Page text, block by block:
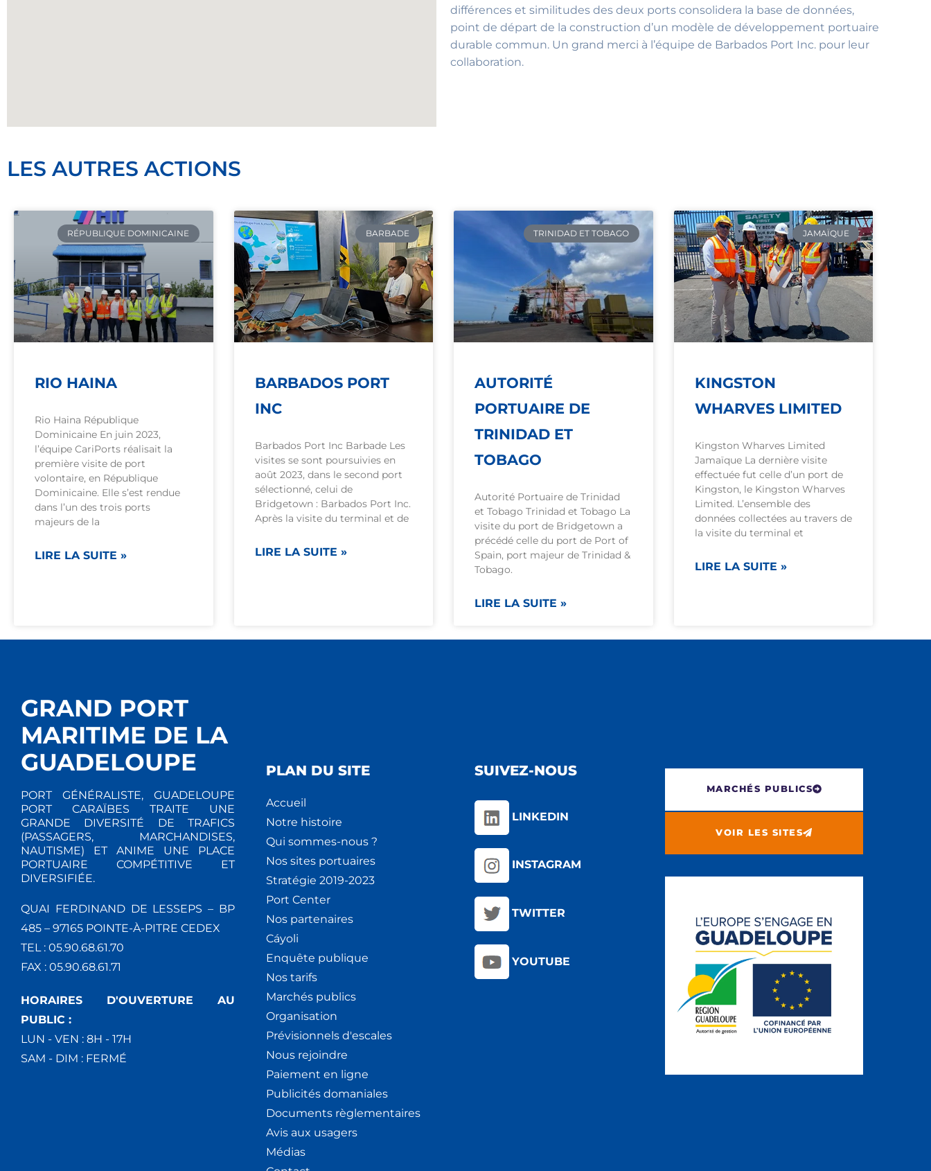
différences et similitudes des deux ports consolidera la base de données,
point de départ de la construction d’un modèle de développement portuaire
durable commun. Un grand merci à l’équipe de Barbados Port Inc. pour leur
collaboration.
LES AUTRES ACTIONS
RÉPUBLIQUE DOMINICAINE
RIO HAINA
Rio Haina République
Dominicaine En juin 2023,
l’équipe CariPorts réalisait la
première visite de port
volontaire, en République
Dominicaine. Elle s’est rendue
dans l’un des trois ports
majeurs de la
LIRE LA SUITE »
BARBADE
BARBADOS PORT
INC
Barbados Port Inc Barbade Les
visites se sont poursuivies en
août 2023, dans le second port
sélectionné, celui de
Bridgetown : Barbados Port Inc.
Après la visite du terminal et de
LIRE LA SUITE »
TRINIDAD ET TOBAGO
AUTORITÉ
PORTUAIRE DE
TRINIDAD ET
TOBAGO
Autorité Portuaire de Trinidad
et Tobago Trinidad et Tobago La
visite du port de Bridgetown a
précédé celle du port de Port of
Spain, port majeur de Trinidad &
Tobago.
LIRE LA SUITE »
JAMAÏQUE
KINGSTON
WHARVES LIMITED
Kingston Wharves Limited
Jamaïque La dernière visite
effectuée fut celle d’un port de
Kingston, le Kingston Wharves
Limited. L’ensemble des
données collectées au travers de
la visite du terminal et
LIRE LA SUITE »
GRAND PORT
MARITIME DE LA
GUADELOUPE
PORT GÉNÉRALISTE, GUADELOUPE
PORT CARAÏBES TRAITE UNE
GRANDE DIVERSITÉ DE TRAFICS
(PASSAGERS, MARCHANDISES,
NAUTISME) ET ANIME UNE PLACE
PORTUAIRE COMPÉTITIVE ET
DIVERSIFIÉE.
QUAI FERDINAND DE LESSEPS – BP
485 – 97165 POINTE-À-PITRE CEDEX
TEL : 05.90.68.61.70
FAX : 05.90.68.61.71
HORAIRES D'OUVERTURE AU
PUBLIC :
LUN - VEN : 8H - 17H
SAM - DIM : FERMÉ
PLAN DU SITE
Accueil
Notre histoire
Qui sommes-nous ?
Nos sites portuaires
Stratégie 2019-2023
Port Center
Nos partenaires
Cáyoli
Enquête publique
Nos tarifs
Marchés publics
Organisation
Prévisionnels d'escales
Nous rejoindre
Paiement en ligne
Publicités domaniales
Documents règlementaires
Avis aux usagers
Médias
SUIVEZ-NOUS
LINKEDIN
INSTAGRAM
TWITTER
YOUTUBE
MARCHÉS PUBLICS
VOIR LES SITES